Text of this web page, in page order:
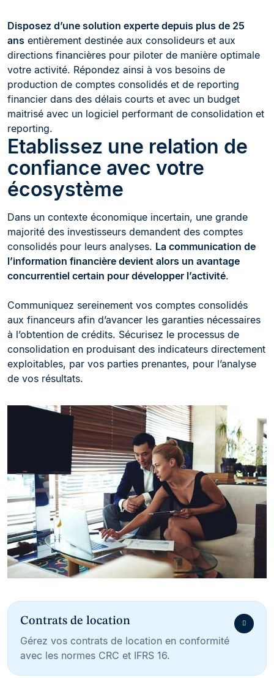
Disposez d’une solution experte depuis plus de 25
ans entièrement destinée aux consolideurs et aux
directions financières pour piloter de manière optimale
votre activité. Répondez ainsi à vos besoins de
production de comptes consolidés et de reporting
financier dans des délais courts et avec un budget
maitrisé avec un logiciel performant de consolidation et
reporting.
Etablissez une relation de
confiance avec votre
écosystème
Dans un contexte économique incertain, une grande
majorité des investisseurs demandent des comptes
consolidés pour leurs analyses. La communication de
l’information financière devient alors un avantage
concurrentiel certain pour développer l’activité.
Communiquez sereinement vos comptes consolidés
aux financeurs afin d’avancer les garanties nécessaires
à l’obtention de crédits. Sécurisez le processus de
consolidation en produisant des indicateurs directement
exploitables, par vos parties prenantes, pour l’analyse
de vos résultats.
Contrats de location
Gérez vos contrats de location en conformité
avec les normes CRC et IFRS 16.